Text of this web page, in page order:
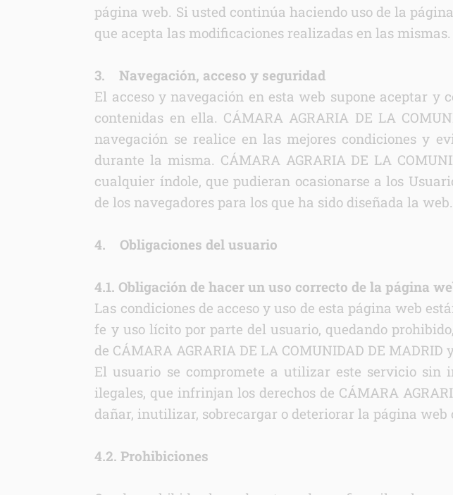
página web. Si usted continúa haciendo uso de la
que acepta las modificaciones realizadas en las mismas.
3. Navegación, acceso y seguridad
El acceso y navegación en esta web supone aceptar y
contenidas en ella. CÁMARA AGRARIA DE LA
navegación se realice en las mejores condiciones y
durante la misma. CÁMARA AGRARIA DE LA
cualquier índole, que pudieran ocasionarse a los
de los navegadores para los que ha sido diseñada la web.
4. Obligaciones del usuario
4.1. Obligación de hacer un uso correcto de la página
Las condiciones de acceso y uso de esta página web
fe y uso lícito por parte del usuario, quedando
de CÁMARA AGRARIA DE LA COMUNIDAD DE
El usuario se compromete a utilizar este servicio sin
ilegales, que infrinjan los derechos de CÁMARA
dañar, inutilizar, sobrecargar o deteriorar la página
4.2. Prohibiciones